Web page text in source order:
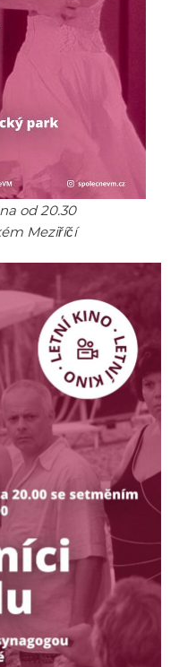
od 20.30
Meziříčí